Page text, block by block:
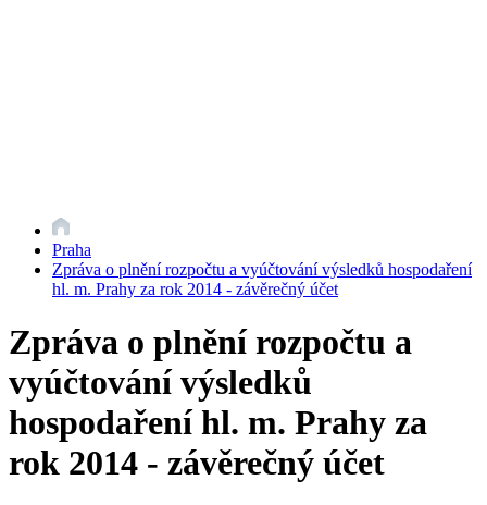
Praha
Zpráva o plnění rozpočtu a vyúčtování výsledků hospodaření
hl. m. Prahy za rok 2014 - závěrečný účet
Zpráva o plnění rozpočtu a
vyúčtování výsledků
hospodaření hl. m. Prahy za
rok 2014 - závěrečný účet